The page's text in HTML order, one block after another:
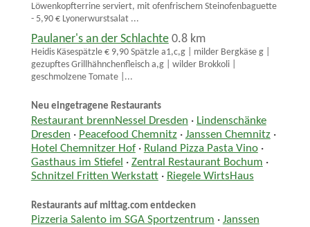
Löwenkopfterrine serviert, mit ofenfrischem Steinofenbaguette
- 5,90 € Lyonerwurstsalat ...
Paulaner's an der Schlachte 0.8 km
Heidis Käsespätzle € 9,90 Spätzle a1,c,g | milder Bergkäse g |
gezupftes Grillhähnchenfleisch a,g | wilder Brokkoli |
geschmolzene Tomate |...
Neu eingetragene Restaurants
Restaurant brennNessel Dresden · Lindenschänke
Dresden · Peacefood Chemnitz· Janssen Chemnitz·
Hotel Chemnitzer Hof· Ruland Pizza Pasta Vino·
Gasthaus im Stiefel · Zentral Restaurant Bochum ·
Schnitzel Fritten Werkstatt· Riegele WirtsHaus
Restaurants auf mittag.com entdecken
Pizzeria Salento im SGA Sportzentrum · Janssen